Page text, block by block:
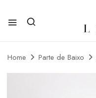
Home Parte de Baixo